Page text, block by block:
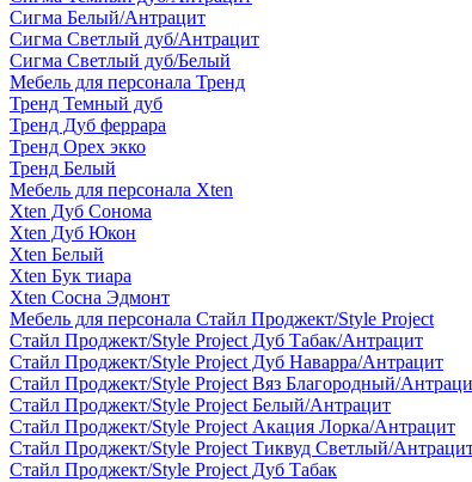
Сигма Белый/Антрацит
Сигма Светлый дуб/Антрацит
Сигма Светлый дуб/Белый
Мебель для персонала Тренд
Тренд Темный дуб
Тренд Дуб феррара
Тренд Орех экко
Тренд Белый
Мебель для персонала Xten
Xten Дуб Сонома
Xten Дуб Юкон
Xten Белый
Xten Бук тиара
Xten Сосна Эдмонт
Мебель для персонала Стайл Проджект/Style Project
Стайл Проджект/Style Project Дуб Табак/Антрацит
Стайл Проджект/Style Project Дуб Наварра/Антрацит
Стайл Проджект/Style Project Вяз Благородный/
Стайл Проджект/Style Project Белый/Антрацит
Стайл Проджект/Style Project Акация Лорка/Антрацит
Стайл Проджект/Style Project Тиквуд Светлый/
Стайл Проджект/Style Project Дуб Табак